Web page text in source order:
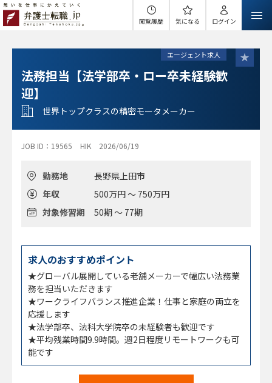
閲覧履歴 気になる ログイン
エージェント求人
法務担当【法学部卒・ロー卒未経験歓
迎】
世界トップクラスの精密モータメーカー
JOB ID：19565 HIK 2026/06/19
勤務地
長野県上田市
年収
500万円 ～ 750万円
対象修習期
50期 ～ 77期
求人のおすすめポイント
★グローバル展開している老舗メーカーで幅広い法務業
務を担当いただきます
★ワークライフバランス推進企業！仕事と家庭の両立を
応援します
★法学部卒、法科大学院卒の未経験者も歓迎です
★平均残業時間9.9時間。週2日程度リモートワークも可
能です